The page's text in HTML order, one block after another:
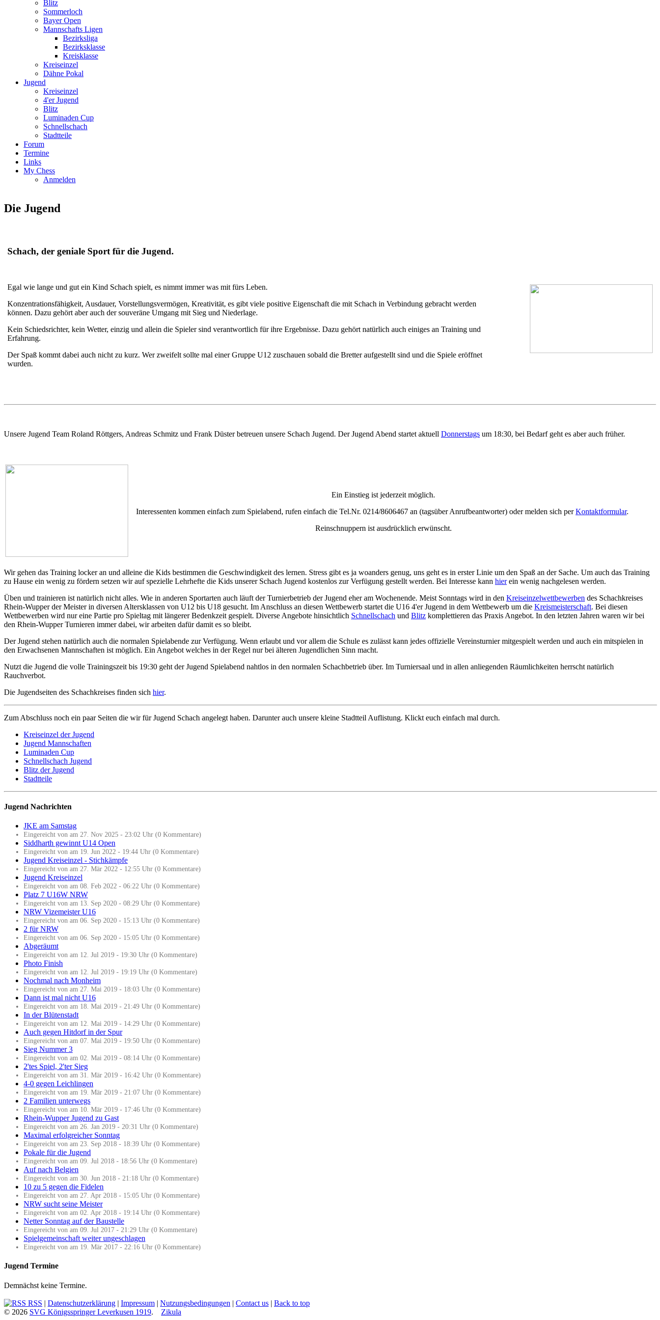
Blitz
Sommerloch
Bayer Open
Mannschafts Ligen
Bezirksliga
Bezirksklasse
Kreisklasse
Kreiseinzel
Dähne Pokal
Jugend
Kreiseinzel
4'er Jugend
Blitz
Luminaden Cup
Schnellschach
Stadtteile
Forum
Termine
Links
My Chess
Anmelden
Die Jugend
Schach, der geniale Sport für die Jugend.
Egal wie lange und gut ein Kind Schach spielt, es nimmt immer was mit fürs Leben.
Konzentrationsfähigkeit, Ausdauer, Vorstellungsvermögen, Kreativität, es gibt viele positive Eigenschaft die mit Schach in Verbindung gebracht werden
können. Dazu gehört aber auch der souveräne Umgang mit Sieg und Niederlage.
Kein Schiedsrichter, kein Wetter, einzig und allein die Spieler sind verantwortlich für ihre Ergebnisse. Dazu gehört natürlich auch einiges an Training und
Erfahrung.
Der Spaß kommt dabei auch nicht zu kurz. Wer zweifelt sollte mal einer Gruppe U12 zuschauen sobald die Bretter aufgestellt sind und die Spiele eröffnet
wurden.
Unsere Jugend Team Roland Röttgers, Andreas Schmitz und Frank Düster betreuen unsere Schach Jugend. Der Jugend Abend startet aktuell Donnerstags um 18:30, bei Bedarf geht es aber auch früher.
Ein Einstieg ist jederzeit möglich.
Interessenten kommen einfach zum Spielabend, rufen einfach die Tel.Nr. 0214/8606467 an (tagsüber Anrufbeantworter) oder melden sich perKontaktformular.
Reinschnuppern ist ausdrücklich erwünscht.
Wir gehen das Training locker an und alleine die Kids bestimmen die Geschwindigkeit des lernen. Stress gibt es ja woanders genug, uns geht es in erster Linie um den Spaß an der Sache. Um auch das Training
zu Hause ein wenig zu fördern setzen wir auf spezielle Lehrhefte die Kids unserer Schach Jugend kostenlos zur Verfügung gestellt werden. Bei Interesse kann hierein wenig nachgelesen werden.
Üben und trainieren ist natürlich nicht alles. Wie in anderen Sportarten auch läuft der Turnierbetrieb der Jugend eher am Wochenende. Meist Sonntags wird in den Kreiseinzelwettbewerben des Schachkreises
Rhein-Wupper der Meister in diversen Altersklassen von U12 bis U18 gesucht. Im Anschluss an diesen Wettbewerb startet die U16 4'er Jugend in dem Wettbewerb um die Kreismeisterschaft. Bei diesen
Wettbewerben wird nur eine Partie pro Spieltag mit längerer Bedenkzeit gespielt. Diverse Angebote hinsichtlich Schnellschach und Blitz komplettieren das Praxis Angebot. In den letzten Jahren waren wir bei
den Rhein-Wupper Turnieren immer dabei, wir arbeiten dafür damit es so bleibt.
Der Jugend stehen natürlich auch die normalen Spielabende zur Verfügung. Wenn erlaubt und vor allem die Schule es zulässt kann jedes offizielle Vereinsturnier mitgespielt werden und auch ein mitspielen in
den Erwachsenen Mannschaften ist möglich. Ein Angebot welches in der Regel nur bei älteren Jugendlichen Sinn macht.
Nutzt die Jugend die volle Trainingszeit bis 19:30 geht der Jugend Spielabend nahtlos in den normalen Schachbetrieb über. Im Turniersaal und in allen anliegenden Räumlichkeiten herrscht natürlich
Rauchverbot.
Die Jugendseiten des Schachkreises finden sich hier.
Zum Abschluss noch ein paar Seiten die wir für Jugend Schach angelegt haben. Darunter auch unsere kleine Stadtteil Auflistung. Klickt euch einfach mal durch.
Kreiseinzel der Jugend
Jugend Mannschaften
Luminaden Cup
Schnellschach Jugend
Blitz der Jugend
Stadtteile
Jugend Nachrichten
JKE am Samstag
Eingereicht von am 27. Nov 2025 - 23:02 Uhr (0 Kommentare)
Siddharth gewinnt U14 Open
Eingereicht von am 19. Jun 2022 - 19:44 Uhr (0 Kommentare)
Jugend Kreiseinzel - Stichkämpfe
Eingereicht von am 27. Mär 2022 - 12:55 Uhr (0 Kommentare)
Jugend Kreiseinzel
Eingereicht von am 08. Feb 2022 - 06:22 Uhr (0 Kommentare)
Platz 7 U16W NRW
Eingereicht von am 13. Sep 2020 - 08:29 Uhr (0 Kommentare)
NRW Vizemeister U16
Eingereicht von am 06. Sep 2020 - 15:13 Uhr (0 Kommentare)
2 für NRW
Eingereicht von am 06. Sep 2020 - 15:05 Uhr (0 Kommentare)
Abgeräumt
Eingereicht von am 12. Jul 2019 - 19:30 Uhr (0 Kommentare)
Photo Finish
Eingereicht von am 12. Jul 2019 - 19:19 Uhr (0 Kommentare)
Nochmal nach Monheim
Eingereicht von am 27. Mai 2019 - 18:03 Uhr (0 Kommentare)
Dann ist mal nicht U16
Eingereicht von am 18. Mai 2019 - 21:49 Uhr (0 Kommentare)
In der Blütenstadt
Eingereicht von am 12. Mai 2019 - 14:29 Uhr (0 Kommentare)
Auch gegen Hitdorf in der Spur
Eingereicht von am 07. Mai 2019 - 19:50 Uhr (0 Kommentare)
Sieg Nummer 3
Eingereicht von am 02. Mai 2019 - 08:14 Uhr (0 Kommentare)
2'tes Spiel, 2'ter Sieg
Eingereicht von am 31. Mär 2019 - 16:42 Uhr (0 Kommentare)
4-0 gegen Leichlingen
Eingereicht von am 19. Mär 2019 - 21:07 Uhr (0 Kommentare)
2 Familien unterwegs
Eingereicht von am 10. Mär 2019 - 17:46 Uhr (0 Kommentare)
Rhein-Wupper Jugend zu Gast
Eingereicht von am 26. Jan 2019 - 20:31 Uhr (0 Kommentare)
Maximal erfolgreicher Sonntag
Eingereicht von am 23. Sep 2018 - 18:39 Uhr (0 Kommentare)
Pokale für die Jugend
Eingereicht von am 09. Jul 2018 - 18:56 Uhr (0 Kommentare)
Auf nach Belgien
Eingereicht von am 30. Jun 2018 - 21:18 Uhr (0 Kommentare)
10 zu 5 gegen die Fidelen
Eingereicht von am 27. Apr 2018 - 15:05 Uhr (0 Kommentare)
NRW sucht seine Meister
Eingereicht von am 02. Apr 2018 - 19:14 Uhr (0 Kommentare)
Netter Sonntag auf der Baustelle
Eingereicht von am 09. Jul 2017 - 21:29 Uhr (0 Kommentare)
Spielgemeinschaft weiter ungeschlagen
Eingereicht von am 19. Mär 2017 - 22:16 Uhr (0 Kommentare)
Jugend Termine
Demnächst keine Termine.
RSS | Datenschutzerklärung | Impressum | Nutzungsbedingungen | Contact us | Back to top
© 2026 SVG Königsspringer Leverkusen 1919. Zikula